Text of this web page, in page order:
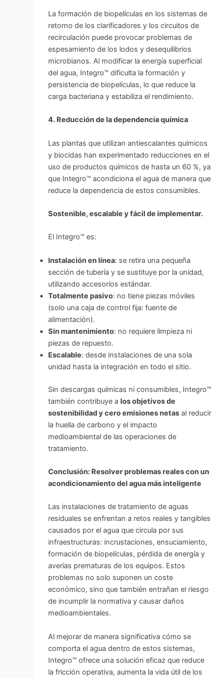
La formación de biopelículas en los sistemas de
retorno de los clarificadores y los circuitos de
recirculación puede provocar problemas de
espesamiento de los lodos y desequilibrios
microbianos. Al modificar la energía superficial
del agua, Integro™ dificulta la formación y
persistencia de biopelículas, lo que reduce la
carga bacteriana y estabiliza el rendimiento.
4. Reducción de la dependencia química
Las plantas que utilizan antiescalantes químicos
y biocidas han experimentado reducciones en el
uso de productos químicos de hasta un 60 %, ya
que Integro™ acondiciona el agua de manera que
reduce la dependencia de estos consumibles.
Sostenible, escalable y fácil de implementar.
El Integro™ es:
Instalación en línea: se retira una pequeña
sección de tubería y se sustituye por la unidad,
utilizando accesorios estándar.
Totalmente pasivo: no tiene piezas móviles
(solo una caja de control fija: fuente de
alimentación).
Sin mantenimiento: no requiere limpieza ni
piezas de repuesto.
Escalable: desde instalaciones de una sola
unidad hasta la integración en todo el sitio.
Sin descargas químicas ni consumibles, Integro™
también contribuye a los objetivos de
sostenibilidad y cero emisiones netasal reducir
la huella de carbono y el impacto
medioambiental de las operaciones de
tratamiento.
Conclusión: Resolver problemas reales con un
acondicionamiento del agua más inteligente
Las instalaciones de tratamiento de aguas
residuales se enfrentan a retos reales y tangibles
causados por el agua que circula por sus
infraestructuras: incrustaciones, ensuciamiento,
formación de biopelículas, pérdida de energía y
averías prematuras de los equipos. Estos
problemas no solo suponen un coste
económico, sino que también entrañan el riesgo
de incumplir la normativa y causar daños
medioambientales.
Al mejorar de manera significativa cómo se
comporta el agua dentro de estos sistemas,
Integro™ ofrece una solución eficaz que reduce
la fricción operativa, aumenta la vida útil de los